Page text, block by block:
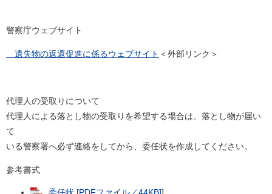
警察庁ウェブサイト
遺失物の返還促進に係るウェブサイト ＜外部リンク＞
代理人の受取りについて
代理人による落とし物の受取りを希望する場合は、落とし物が届い
て
いる警察署へ必ず連絡をしてから、委任状を作成してください。
参考書式
委任状 [PDFファイル／44KB]]